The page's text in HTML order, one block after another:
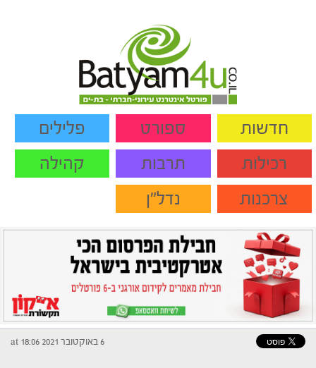
חדשות ספורט
פלילים
רכילות
תרבות
קהילה
צרכנות
נדל"ן
6 באוקטובר 2021 at 18:06